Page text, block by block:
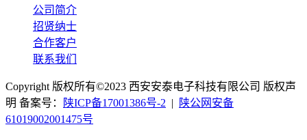
公司简介
招贤纳士
合作客户
联系我们
Copyright 版权所有©2023 西安安泰电子科技有限公司 版权声
明 备案号：
陕ICP备17001386号-2 |
陕公网安备
61019002001475号